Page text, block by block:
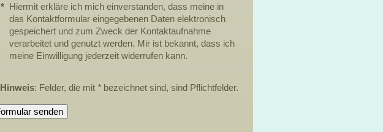
* Hiermit erkläre ich mich einverstanden, dass meine in
das Kontaktformular eingegebenen Daten elektronisch
gespeichert und zum Zweck der Kontaktaufnahme
verarbeitet und genutzt werden. Mir ist bekannt, dass ich
meine Einwilligung jederzeit widerrufen kann.
Hinweis : Felder, die mit *bezeichnet sind, sind Pflichtfelder.